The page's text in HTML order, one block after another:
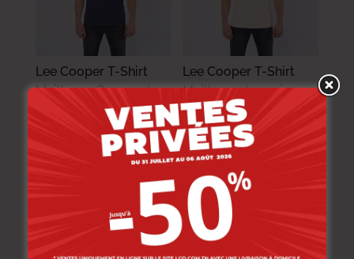
Lee Cooper T-Shirt
Maille-02 Greener-tx
Homme Nat.
Lee Cooper T-Shirt
Maille-02 Joaquin
Homme Nat.
48.000 DT
33.600DT
-30%